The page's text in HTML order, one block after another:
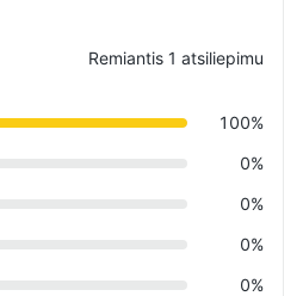
Remiantis 1 atsiliepimu
100%
0%
0%
0%
0%